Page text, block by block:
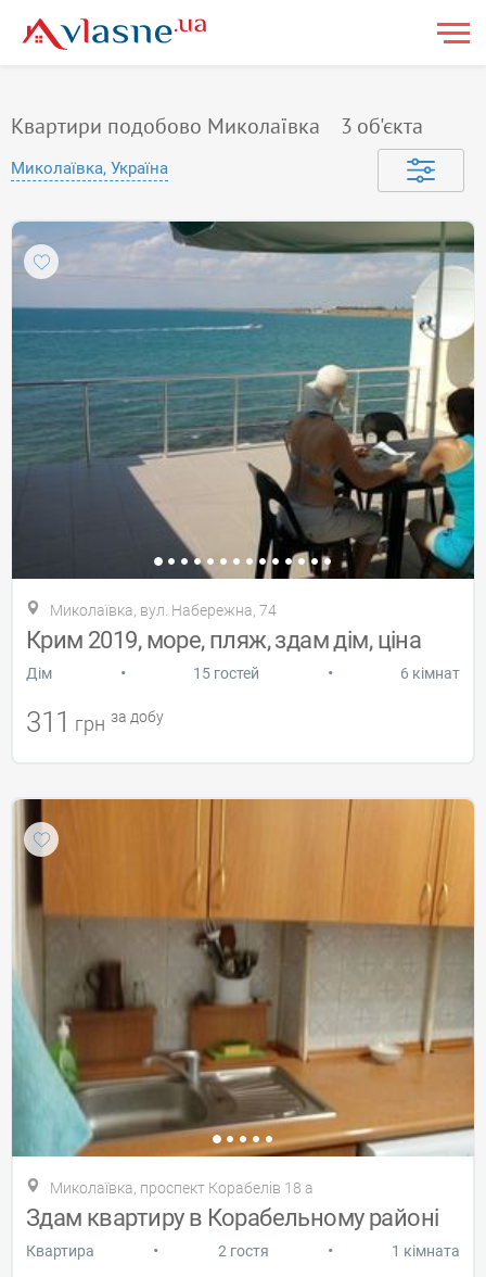
Квартири подобово Миколаївка 3 об'єкта
Миколаївка, Україна
Миколаївка, вул. Набережна, 74
Крим 2019, море, пляж, здам дім, ціна
Дiм • 15 гостей • 6 кімнат
311 грн за добу
Миколаївка, проспект Корабелів 18 а
Здам квартиру в Корабельному районі
Квартира • 2 гостя • 1 кімната